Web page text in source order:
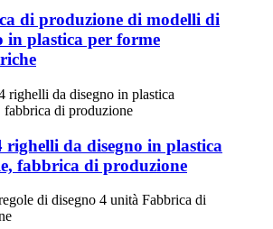
di produzione di modelli di
in plastica per forme
righelli da disegno in plastica
fabbrica di produzione